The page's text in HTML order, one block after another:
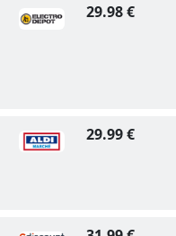
29.98 €
29.99 €